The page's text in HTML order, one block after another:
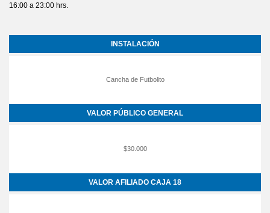
16:00 a 23:00 hrs.
INSTALACIÓN
Cancha de Futbolito
VALOR PÚBLICO GENERAL
$30.000
VALOR AFILIADO CAJA 18